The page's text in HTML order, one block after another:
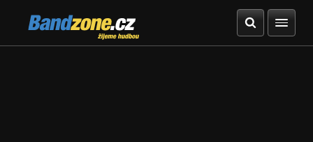
Bandzone.cz
žijeme hudbou